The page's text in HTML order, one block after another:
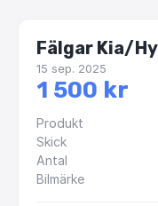
Fälgar Kia/
15 sep. 2025
1 500 kr
Produkt
Skick
Antal
Bilmärke